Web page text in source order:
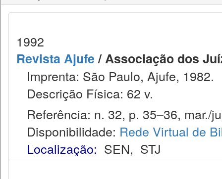
1992
Revista Ajufe/ Associação dos
Imprenta: São Paulo, Ajufe, 1982.
Descrição Física: 62 v.
Referência: n. 32, p. 35–36, mar./
Disponibilidade: Rede Virtual de
Localização: SEN, STJ